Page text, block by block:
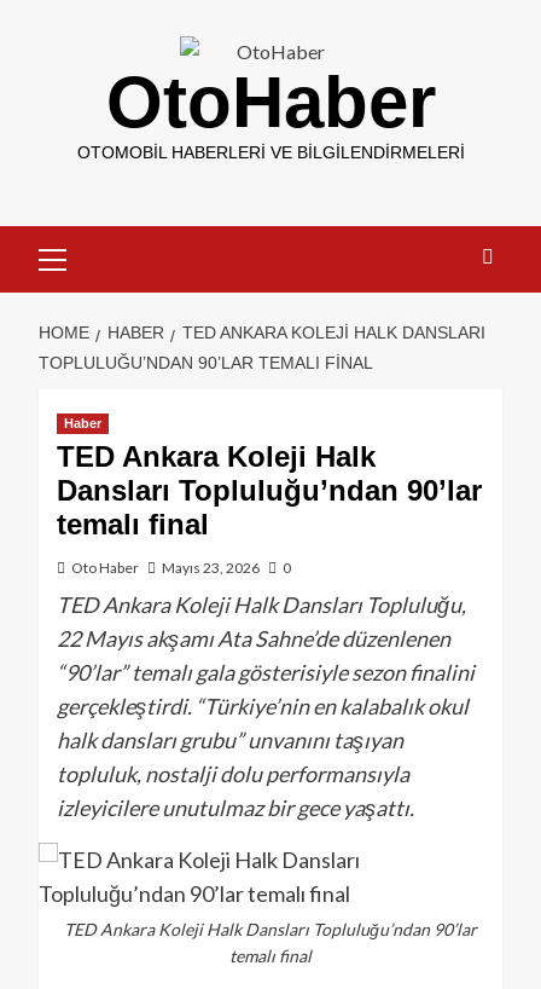
OtoHaber
OTOMOBIL HABERLERI VE BILGILENDIRMELERI
HOME HABER
TED ANKARA KOLEJI HALK DANSLARI
TOPLULUĞU’NDAN 90’LAR TEMALI FINAL
Haber
TED Ankara Koleji Halk
Dansları Topluluğu’ndan 90’lar
temalı final
Oto Haber Mayıs 23, 2026 0
TED Ankara Koleji Halk Dansları Topluluğu,
22 Mayıs akşamı Ata Sahne’de düzenlenen
“90’lar” temalı gala gösterisiyle sezon finalini
gerçekleştirdi. “Türkiye’nin en kalabalık okul
halk dansları grubu” unvanını taşıyan
topluluk, nostalji dolu performansıyla
izleyicilere unutulmaz bir gece yaşattı.
TED Ankara Koleji Halk Dansları Topluluğu’ndan 90’lar
temalı final